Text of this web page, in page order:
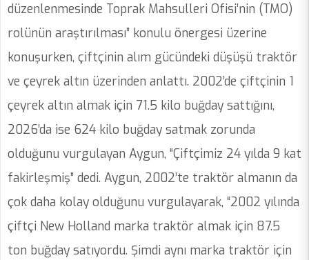
düzenlenmesinde Toprak Mahsulleri Ofisi’nin (TMO)
rolünün araştırılması” konulu önergesi üzerine
konuşurken, çiftçinin alım gücündeki düşüşü traktör
ve çeyrek altın üzerinden anlattı. 2002’de çiftçinin 1
çeyrek altın almak için 71.5 kilo buğday sattığını,
2026’da ise 624 kilo buğday satmak zorunda
olduğunu vurgulayan Aygun, “Çiftçimiz 24 yılda 9 kat
fakirleşmiş” dedi. Aygun, 2002’te traktör almanın da
çok daha kolay olduğunu vurgulayarak, “2002 yılında
çiftçi New Holland marka traktör almak için 87.5
ton buğday satıyordu. Şimdi aynı marka traktör için